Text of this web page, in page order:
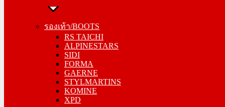
รองเท้า/BOOTS
RS TAICHI
ALPINESTARS
SIDI
FORMA
GAERNE
STYLMARTINS
KOMINE
XPD
รองเท้า/BOOTS
ALPINESTARS
SIDI
FORMA
GAERNE
STYLMARTINS
KOMINE
XPD